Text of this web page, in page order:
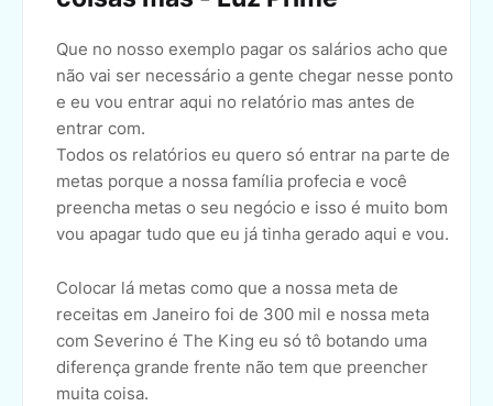
Que no nosso exemplo pagar os salários acho que
não vai ser necessário a gente chegar nesse ponto
e eu vou entrar aqui no relatório mas antes de
entrar com.
Todos os relatórios eu quero só entrar na parte de
metas porque a nossa família profecia e você
preencha metas o seu negócio e isso é muito bom
vou apagar tudo que eu já tinha gerado aqui e vou.
Colocar lá metas como que a nossa meta de
receitas em Janeiro foi de 300 mil e nossa meta
com Severino é The King eu só tô botando uma
diferença grande frente não tem que preencher
muita coisa.